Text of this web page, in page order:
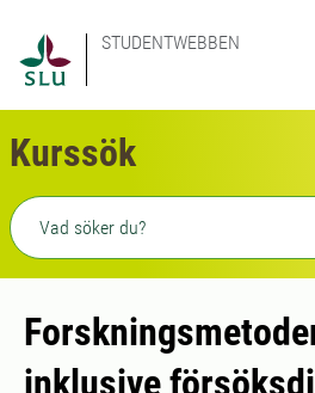
STUDENTWEBBEN
Kurssök
Fritext sökning
inklusive